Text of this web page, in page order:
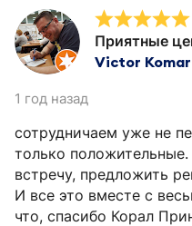
Приятные
Victor
1 год назад
сотрудничаем уже не
только положительные.
встречу, предложить
И все это вместе с
что, спасибо Корал